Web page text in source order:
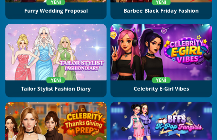
YENI
Furry Wedding Proposal
YENI
Barbee Black Friday Fashion
YENI
Tailor Stylist Fashion Diary
YENI
Celebrity E-Girl Vibes